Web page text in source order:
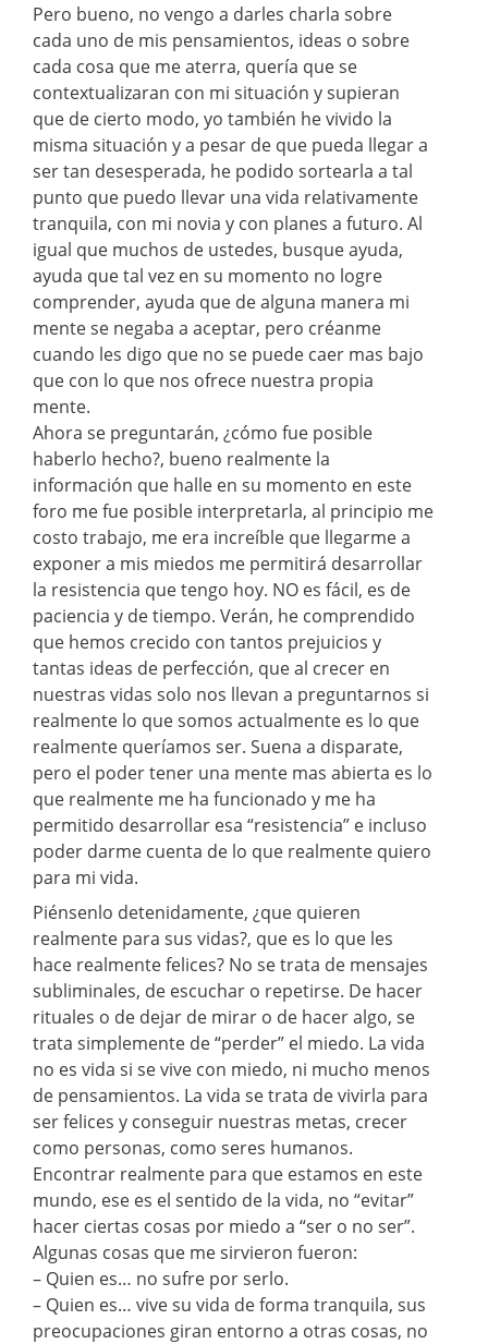
Pero bueno, no vengo a darles charla sobre
cada uno de mis pensamientos, ideas o sobre
cada cosa que me aterra, quería que se
contextualizaran con mi situación y supieran
que de cierto modo, yo también he vivido la
misma situación y a pesar de que pueda llegar a
ser tan desesperada, he podido sortearla a tal
punto que puedo llevar una vida relativamente
tranquila, con mi novia y con planes a futuro. Al
igual que muchos de ustedes, busque ayuda,
ayuda que tal vez en su momento no logre
comprender, ayuda que de alguna manera mi
mente se negaba a aceptar, pero créanme
cuando les digo que no se puede caer mas bajo
que con lo que nos ofrece nuestra propia
mente.
Ahora se preguntarán, ¿cómo fue posible
haberlo hecho?, bueno realmente la
información que halle en su momento en este
foro me fue posible interpretarla, al principio me
costo trabajo, me era increíble que llegarme a
exponer a mis miedos me permitirá desarrollar
la resistencia que tengo hoy. NO es fácil, es de
paciencia y de tiempo. Verán, he comprendido
que hemos crecido con tantos prejuicios y
tantas ideas de perfección, que al crecer en
nuestras vidas solo nos llevan a preguntarnos si
realmente lo que somos actualmente es lo que
realmente queríamos ser. Suena a disparate,
pero el poder tener una mente mas abierta es lo
que realmente me ha funcionado y me ha
permitido desarrollar esa “resistencia” e incluso
poder darme cuenta de lo que realmente quiero
para mi vida.
Piénsenlo detenidamente, ¿que quieren
realmente para sus vidas?, que es lo que les
hace realmente felices? No se trata de mensajes
subliminales, de escuchar o repetirse. De hacer
rituales o de dejar de mirar o de hacer algo, se
trata simplemente de “perder” el miedo. La vida
no es vida si se vive con miedo, ni mucho menos
de pensamientos. La vida se trata de vivirla para
ser felices y conseguir nuestras metas, crecer
como personas, como seres humanos.
Encontrar realmente para que estamos en este
mundo, ese es el sentido de la vida, no “evitar”
hacer ciertas cosas por miedo a “ser o no ser”.
Algunas cosas que me sirvieron fueron:
– Quien es… no sufre por serlo.
– Quien es… vive su vida de forma tranquila, sus
preocupaciones giran entorno a otras cosas, no